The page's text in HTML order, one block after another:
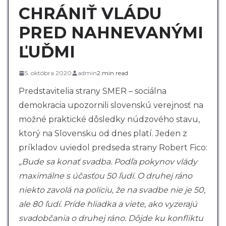
CHRÁNIŤ VLÁDU
PRED NAHNEVANÝMI
ĽUĎMI
5. októbra 2020 admin2 min read
Predstavitelia strany SMER – sociálna
demokracia upozornili slovenskú verejnosť na
možné praktické dôsledky núdzového stavu,
ktorý na Slovensku od dnes platí. Jeden z
príkladov uviedol predseda strany Robert Fico:
„Bude sa konať svadba. Podľa pokynov vlády
maximálne s účasťou 50 ľudí. O druhej ráno
niekto zavolá na políciu, že na svadbe nie je 50,
ale 80 ľudí. Príde hliadka a viete, ako vyzerajú
svadobčania o druhej ráno. Dôjde ku konfliktu